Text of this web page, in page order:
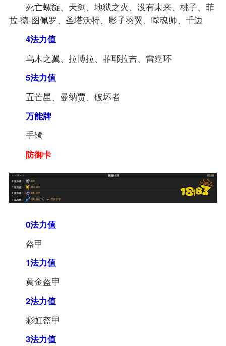
死亡螺旋、天剑、地狱之火、没有未来、桃子、菲
拉·德·图佩罗、圣塔沃特、影子羽翼、噬魂师、千边
4法力值
乌木之翼、拉博拉、菲耶拉吉、雷霆环
5法力值
五芒星、曼纳贾、破坏者
万能牌
手镯
防御卡
0法力值
盔甲
1法力值
黄金盔甲
2法力值
彩虹盔甲
3法力值